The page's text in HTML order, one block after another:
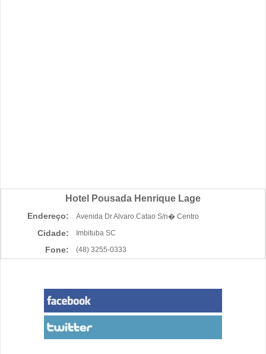
Hotel Pousada Henrique Lage
Endereço: Avenida Dr Alvaro Catao S/n� Centro
Cidade: Imbituba SC
Fone: (48) 3255-0333